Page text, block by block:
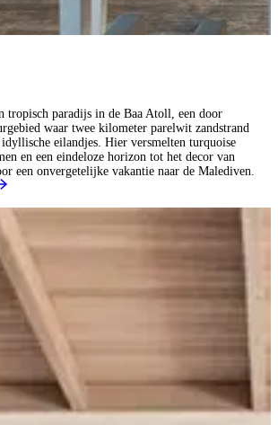
tropisch paradijs in de Baa Atoll, een door
waar twee kilometer parelwit zandstrand
eilandjes. Hier versmelten turquoise
en een eindeloze horizon tot het decor van
een onvergetelijke vakantie naar de Malediven.